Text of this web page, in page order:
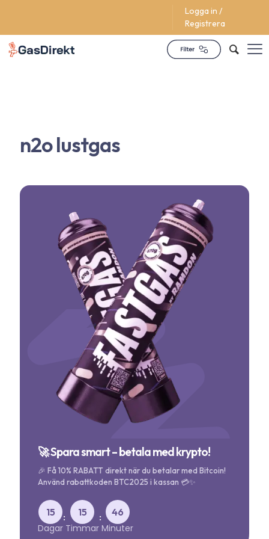
Logga in /
Registrera
n2o lustgas
🚀 Spara smart – betala med krypto!
🎉 Få 10% RABATT direkt när du betalar med Bitcoin!
Använd rabattkoden BTC2025 i kassan 💳✨
15
Dagar
:
15
Timmar
:
46
Minuter